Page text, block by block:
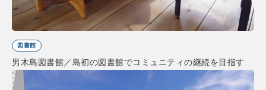
図書館
男木島図書館／島初の図書館でコミュニティの継続を目指す